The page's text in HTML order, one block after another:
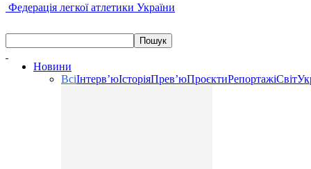
Федерація легкої атлетики України
Новини
ВсіІнтерв’юІсторіяПрев’юПроєктиРепортажіСвіт